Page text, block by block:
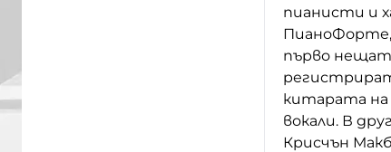
пианисти и
ПианоФорте,
първо
китарата
вокали. В
Крисчън